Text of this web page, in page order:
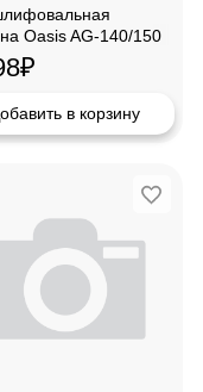
Oasis AG-140/150
₽
в корзину